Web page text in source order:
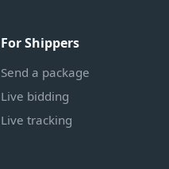
For Shippers
Send a package
Live bidding
Live tracking